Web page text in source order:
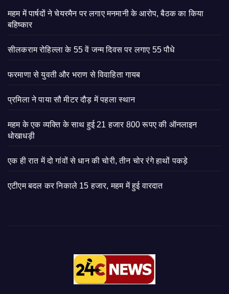
महम में पार्षदों ने चेयरमैन पर लगाए मनमानी के आरोप, बैठक का किया
बहिष्कार
सीलकराम रोहिल्ला के 55 वें जन्म दिवस पर लगाए 55 पौधे
फरमाणा से युवती और भराण से विवाहिता गायब
प्रमिला ने पाया सौ मीटर दौड़ में पहला स्थान
महम के एक व्यक्ति के साथ हुई 21 हजार 800 रूपए की ऑनलाइन
धोखाधड़ी
एक ही रात में दो गांवों से धान की चोरी, तीन चोर रंगे हाथों पकड़े
एटीएम बदल कर निकाले 15 हजार, महम में हुई वारदात